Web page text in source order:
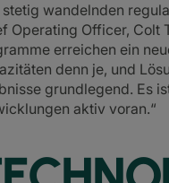
wandelnden
Operating Officer, Colt
erreichen ein
denn je, und
grundlegend. Es
aktiv voran.“